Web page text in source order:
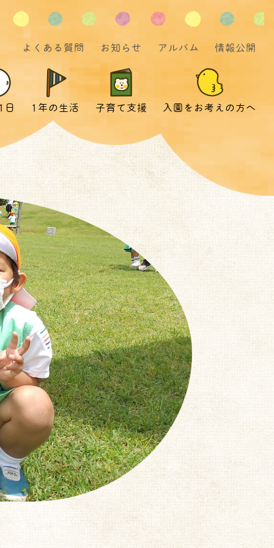
よくある質問 お知らせ アルバム 情報公開
日 1年の生活 子育て支援 入園をお考えの方へ